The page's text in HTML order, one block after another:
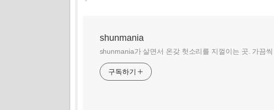
shunmania
shunmania가 살면서 온갖 헛소리를 지껄이는 곳. 가끔씩
구독하기